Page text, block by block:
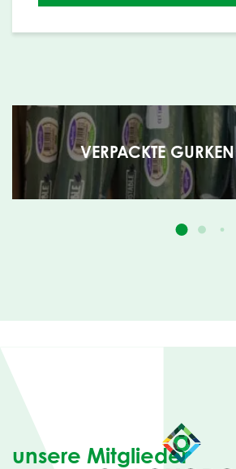
VERPACKTE GURKEN
unsere Mitglieder